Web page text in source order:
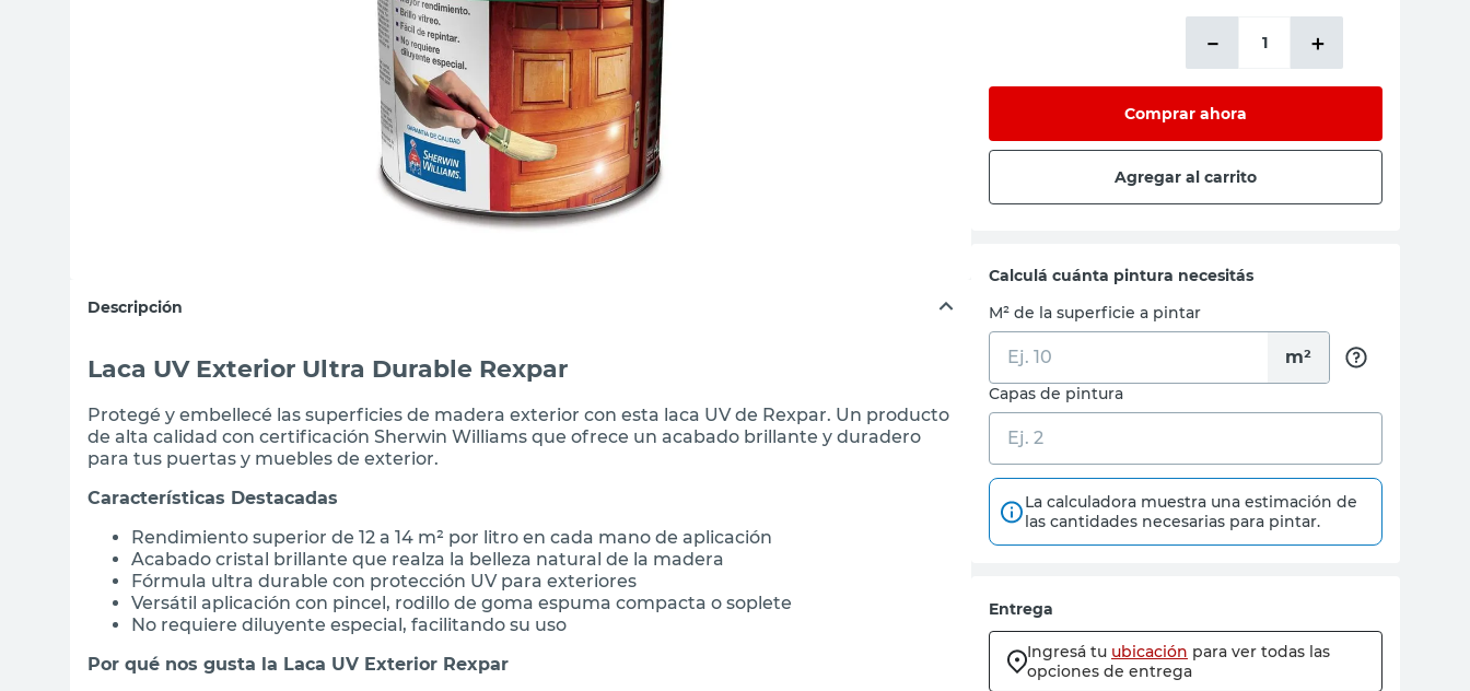
Descripción
Laca UV Exterior Ultra Durable Rexpar
Protegé y embellecé las superficies de madera exterior con esta laca UV de Rexpar. Un producto
de alta calidad con certificación Sherwin Williams que ofrece un acabado brillante y duradero
para tus puertas y muebles de exterior.
Características Destacadas
Rendimiento superior de 12 a 14 m² por litro en cada mano de aplicación
Acabado cristal brillante que realza la belleza natural de la madera
Fórmula ultra durable con protección UV para exteriores
Versátil aplicación con pincel, rodillo de goma espuma compacta o soplete
No requiere diluyente especial, facilitando su uso
Por qué nos gusta la Laca UV Exterior Rexpar
＋
－
Comprar ahora
Agregar al carrito
Calculá cuánta pintura necesitás
M² de la superficie a pintar
m²
Capas de pintura
La calculadora muestra una estimación de
las cantidades necesarias para pintar.
Entrega
Ingresá tu ubicación para ver todas las
opciones de entrega